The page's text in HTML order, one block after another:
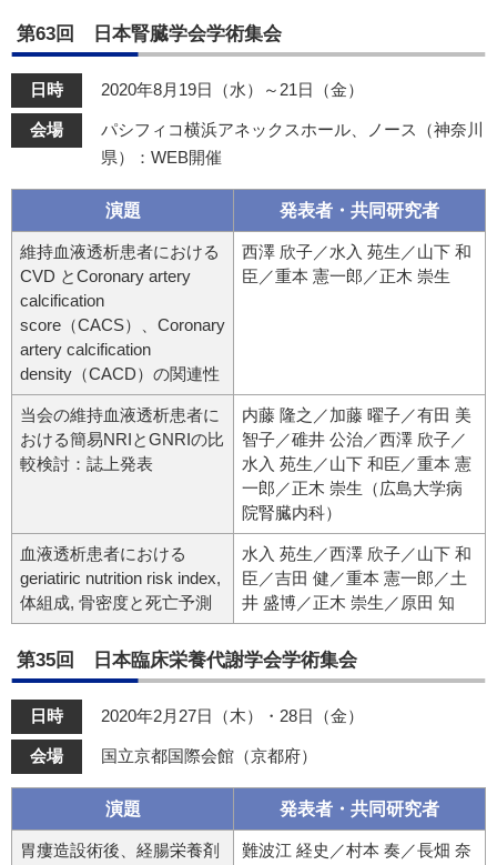
第63回 日本腎臓学会学術集会
日時 2020年8月19日（水）～21日（金）
会場
パシフィコ横浜アネックスホール、ノース（神奈川
県）：WEB開催
演題 発表者・共同研究者
維持血液透析患者における
CVD とCoronary artery
calcification
score（CACS）、Coronary
artery calcification
density（CACD）の関連性
西澤 欣子／水入 苑生／山下 和
臣／重本 憲一郎／正木 崇生
当会の維持血液透析患者に
おける簡易NRIとGNRIの比
較検討：誌上発表
内藤 隆之／加藤 曜子／有田 美
智子／碓井 公治／西澤 欣子／
水入 苑生／山下 和臣／重本 憲
一郎／正木 崇生（広島大学病
院腎臓内科）
血液透析患者における
geriatiric nutrition risk index,
体組成, 骨密度と死亡予測
水入 苑生／西澤 欣子／山下 和
臣／吉田 健／重本 憲一郎／土
井 盛博／正木 崇生／原田 知
第35回 日本臨床栄養代謝学会学術集会
日時 2020年2月27日（木）・28日（金）
会場 国立京都国際会館（京都府）
演題 発表者・共同研究者
胃瘻造設術後、経腸栄養剤
難波江 経史／村本 奏／長畑 奈